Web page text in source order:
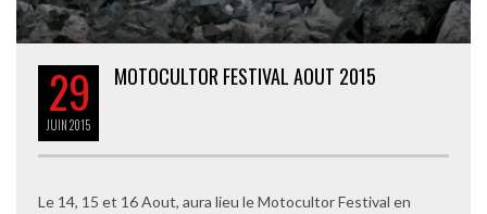
29
JUIN2015
MOTOCULTOR FESTIVAL AOUT 2015
Le 14, 15 et 16 Aout, aura lieu le Motocultor Festival en